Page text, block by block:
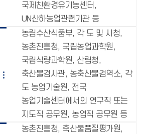
국제친환경유기농센터,
UN산하농업관련기관 등
농림수산식품부, 각 도 및 시청,
농촌진흥청, 국립농업과학원,
국립식량과학원, 산림청,
축산물검사관, 농축산물검역소, 각
도 농업기술원, 전국
농업기술센터에서의 연구직 또는
지도직 공무원, 농업직 공무원 등
농촌진흥청, 축산물품질평가원,